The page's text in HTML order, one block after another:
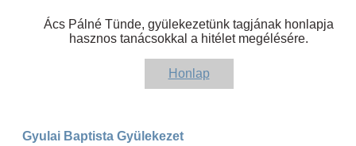
Ács Pálné Tünde, gyülekezetünk tagjának honlapja
hasznos tanácsokkal a hitélet megélésére.
Honlap
Gyulai Baptista Gyülekezet